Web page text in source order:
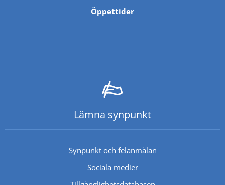
Öppettider
Lämna synpunkt
Synpunkt och felanmälan
Sociala medier